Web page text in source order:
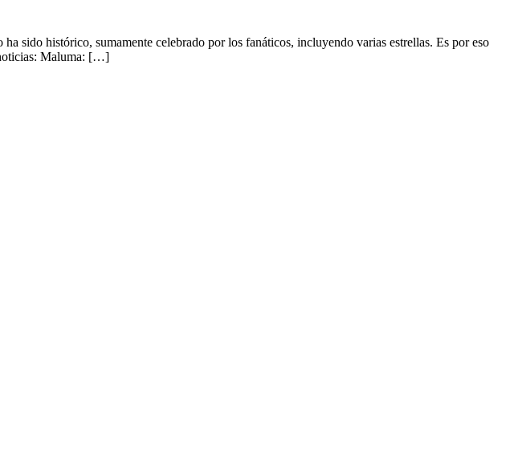
sido histórico, sumamente celebrado por los fanáticos, incluyendo varias estrellas. Es por eso
Maluma: […]